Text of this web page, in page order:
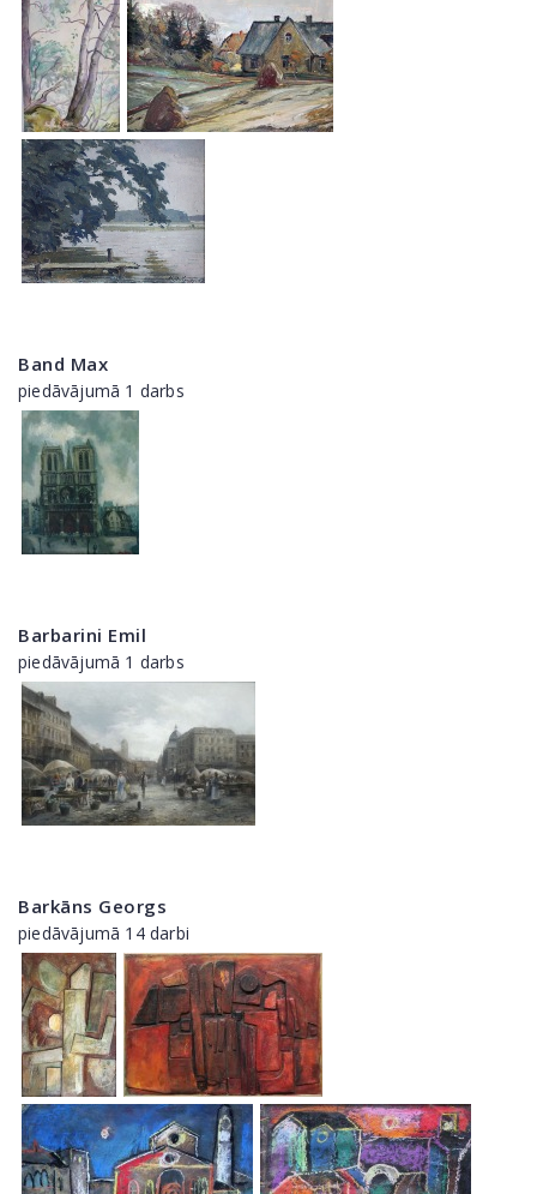
Band Max
piedāvājumā 1 darbs
Barbarini Emil
piedāvājumā 1 darbs
Barkāns Georgs
piedāvājumā 14 darbi